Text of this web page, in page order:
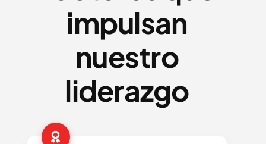
impulsan
nuestro
liderazgo